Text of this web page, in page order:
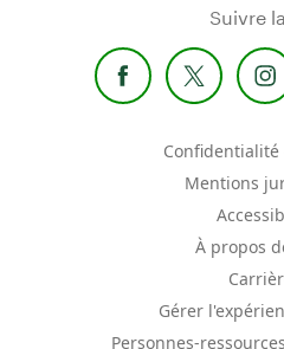
Suivre
Mentions
À propos
Gérer
Personnes-